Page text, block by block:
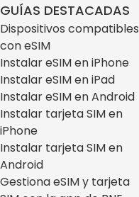
GUÍAS DESTACADAS
Dispositivos compatibles
con eSIM
Instalar eSIM en iPhone
Instalar eSIM en iPad
Instalar eSIM en Android
Instalar tarjeta SIM en
iPhone
Instalar tarjeta SIM en
Android
Gestiona eSIM y tarjeta